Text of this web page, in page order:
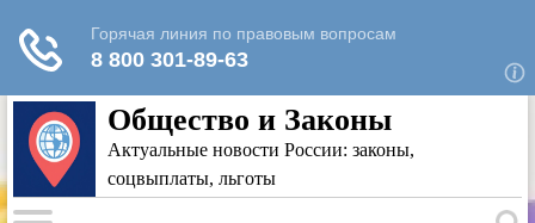
Общество и Законы
Актуальные новости России: законы,
соцвыплаты, льготы
Для любых предложений по сайту: rk-
reestr@cp9.ru